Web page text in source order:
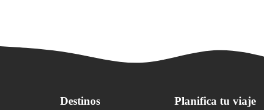
Destinos Planifica tu viaje